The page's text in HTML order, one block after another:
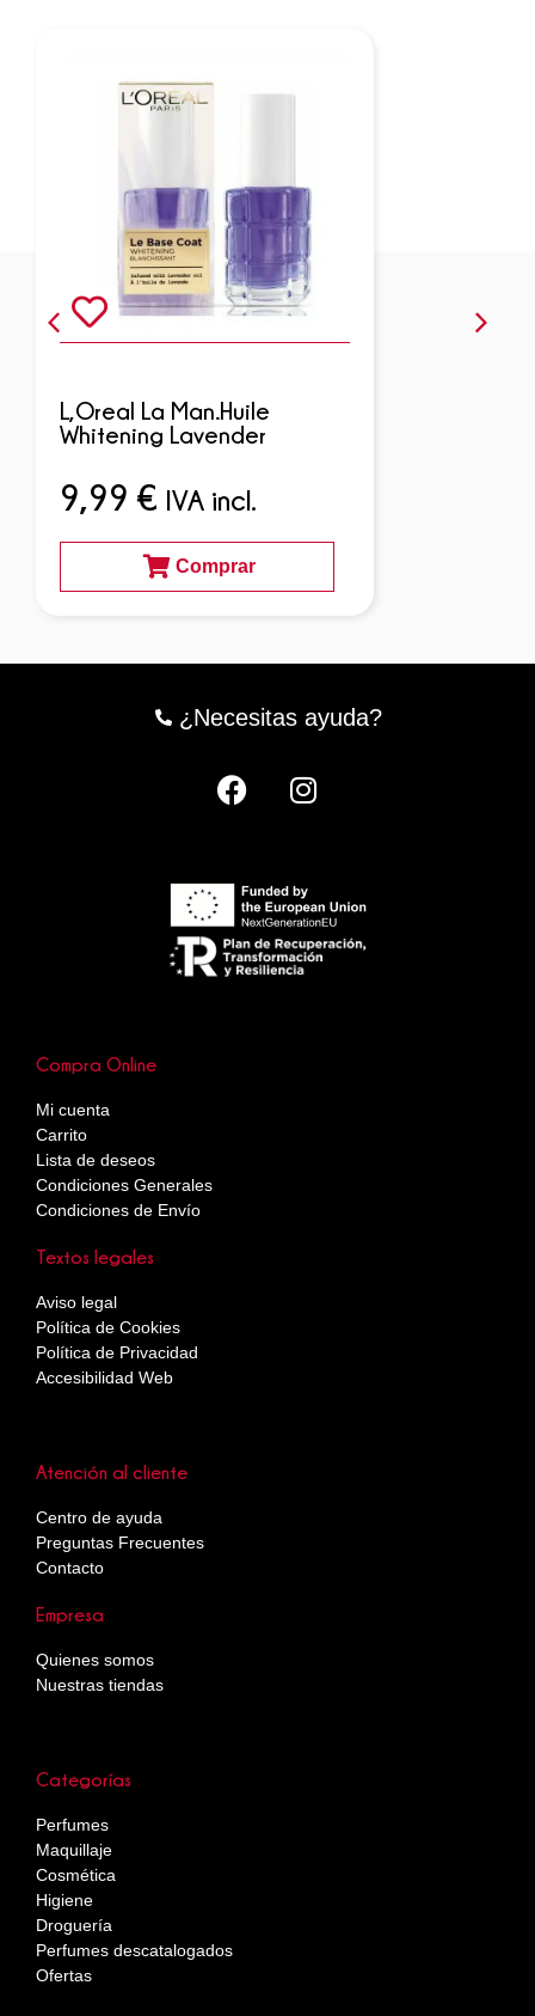
L,Oreal La Man.Huile
Whitening Lavender
9,99€ IVA incl.
Comprar
Categorías
Perfumes
Maquillaje
Cosmética
Higiene
Droguería
Perfumes descatalogados
Ofertas
Atención al cliente
Centro de ayuda
Preguntas Frecuentes
Contacto
Empresa
Quienes somos
Nuestras tiendas
Compra Online
Mi cuenta
Carrito
Lista de deseos
Condiciones Generales
Condiciones de Envío
Textos legales
Aviso legal
Política de Cookies
Política de Privacidad
Accesibilidad Web
¿Necesitas ayuda?